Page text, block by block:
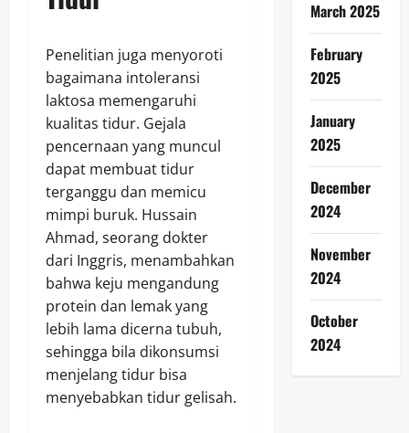
Penelitian juga menyoroti
bagaimana intoleransi
laktosa memengaruhi
kualitas tidur. Gejala
pencernaan yang muncul
dapat membuat tidur
terganggu dan memicu
mimpi buruk. Hussain
Ahmad, seorang dokter
dari Inggris, menambahkan
bahwa keju mengandung
protein dan lemak yang
lebih lama dicerna tubuh,
sehingga bila dikonsumsi
menjelang tidur bisa
menyebabkan tidur gelisah.
March 2025
February
2025
January
2025
December
2024
November
2024
October
2024